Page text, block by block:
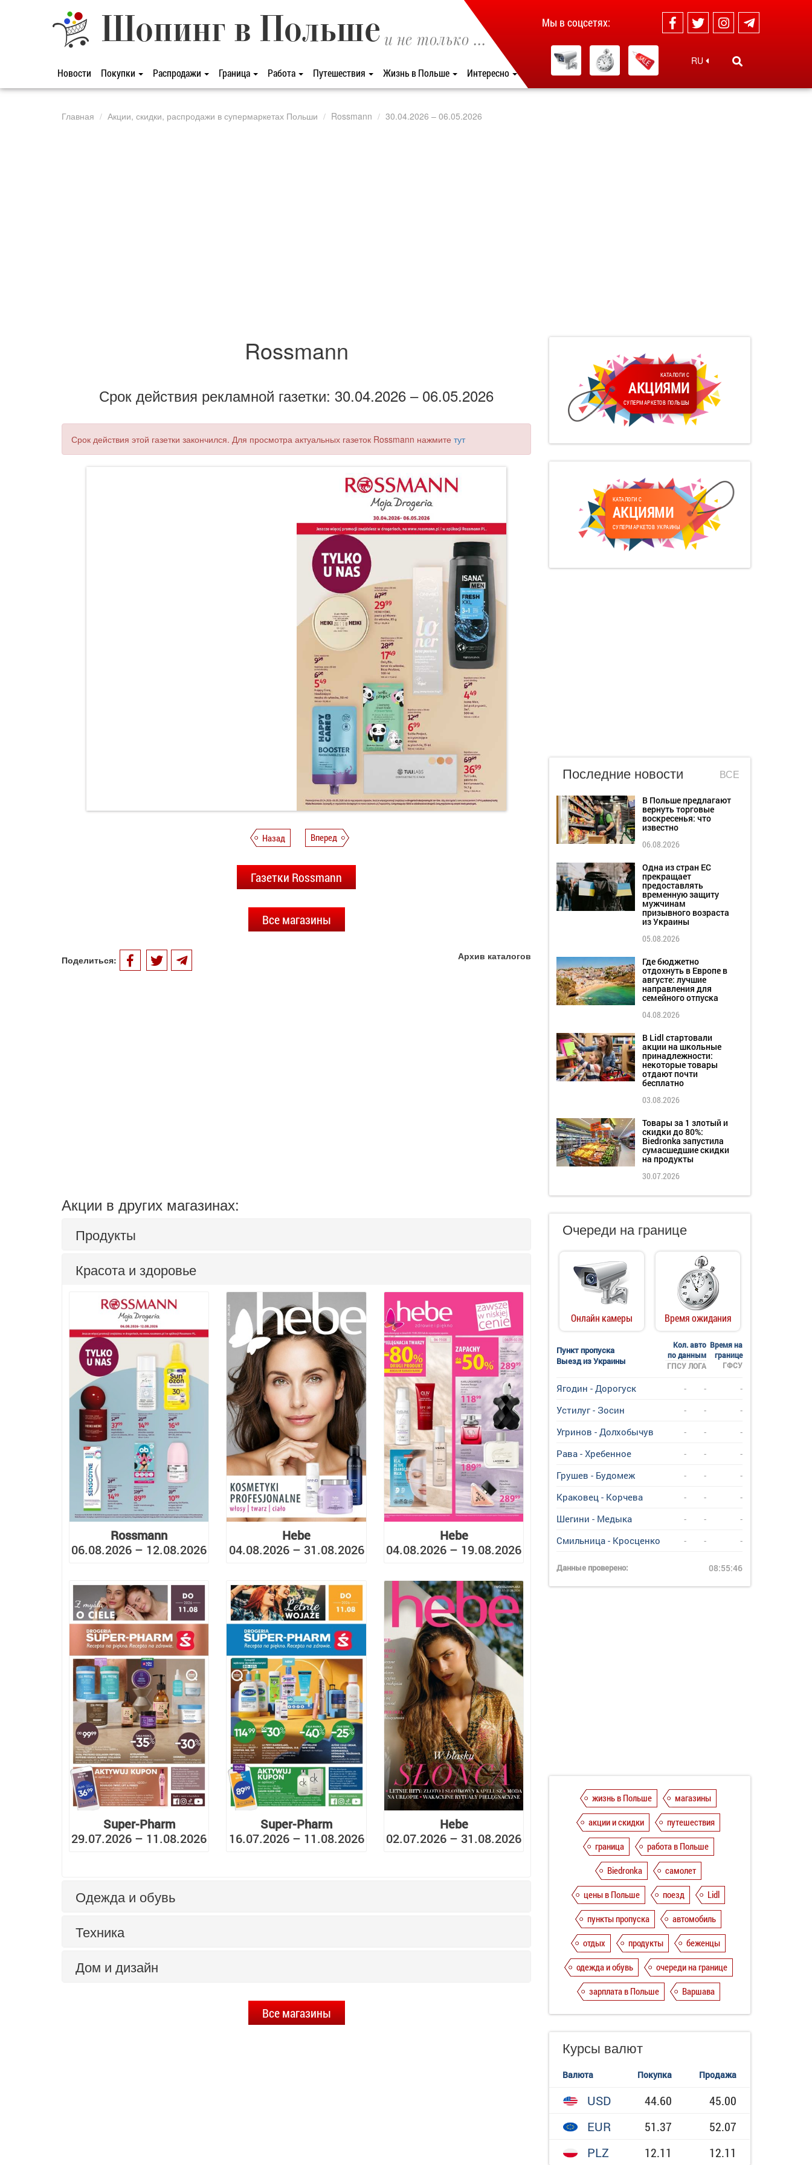
Шопинг в Польше и не только ...
Новости Покупки Распродажи Граница Работа Путешествия Жизнь в Польше Интересно
Мы в соцсетях:
RU
Главная Акции, скидки, распродажи в супермаркетах Польши Rossmann 30.04.2026 – 06.05.2026
Rossmann
Срок действия рекламной газетки: 30.04.2026 – 06.05.2026
Срок действия этой газетки закончился. Для просмотра актуальных газеток Rossmann нажмите тут
Назад Вперед
Газетки Rossmann
Все магазины
Поделиться: Архив каталогов
Акции в других магазинах:
Продукты
Красота и здоровье
Rossmann
06.08.2026 – 12.08.2026
Hebe
04.08.2026 – 31.08.2026
Hebe
04.08.2026 – 19.08.2026
Super-Pharm
29.07.2026 – 11.08.2026
Super-Pharm
16.07.2026 – 11.08.2026
Hebe
02.07.2026 – 31.08.2026
Одежда и обувь
Техника
Дом и дизайн
Все магазины
КАТАЛОГИ С
АКЦИЯМИ
СУПЕРМАРКЕТОВ ПОЛЬШЫ
КАТАЛОГИ С
АКЦИЯМИ
СУПЕРМАРКЕТОВ УКРАИНЫ
Последние новости ВСЕ
В Польше предлагают
вернуть торговые
воскресенья: что
известно
06.08.2026
Одна из стран ЕС
прекращает
предоставлять
временную защиту
мужчинам
призывного возраста
из Украины
05.08.2026
Где бюджетно
отдохнуть в Европе в
августе: лучшие
направления для
семейного отпуска
04.08.2026
В Lidl стартовали
акции на школьные
принадлежности:
некоторые товары
отдают почти
бесплатно
03.08.2026
Товары за 1 злотый и
скидки до 80%:
Biedronka запустила
сумасшедшие скидки
на продукты
30.07.2026
Очереди на границе
Онлайн камеры Время ожидания
Пункт пропуска
Выезд из Украины
Кол. авто
по данным
Время на
границе
ГФСУ
ГПСУ ЛОГА
Ягодин - Дорогуск - -
-
Устилуг - Зосин
- -
-
Угринов - Долхобычув
- -
-
Рава - Хребенное
- -
-
Грушев - Будомеж
- -
-
Краковец - Корчева
- -
-
Шегини - Медыка
- -
-
Смильница - Кросценко
- - -
Данные проверено: 08:55:46
жизнь в Польше
магазины
акции и скидки
путешествия
граница
работа в Польше
Biedronka
самолет
цены в Польше
поезд
Lidl
пункты пропуска
автомобиль
отдых
продукты
беженцы
одежда и обувь
очереди на границе
зарплата в Польше
Варшава
Курсы валют
Валюта Покупка Продажа
USD 44.60
45.00
EUR
51.37
52.07
PLZ
12.11 12.11